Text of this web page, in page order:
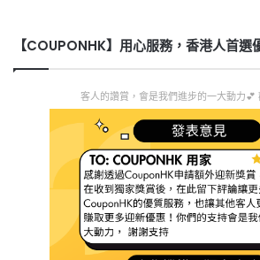
【COUPONHK】用心服務，香港人首選
客人的讚賞，會是我們進步的一大動力💕